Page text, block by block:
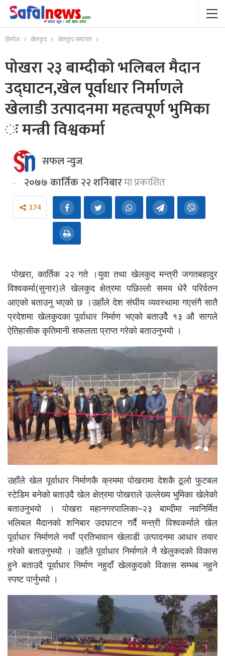
होमपेज खेलकुद खेलकुद समाचार
पोखरा २३ बाम्दीको भलिबल मैदान
उद्घाटन,खेल पूर्वाधार निर्माणले
खेलाडी उत्पादनमा महत्वपूर्ण भुमिका
ः मन्त्री विश्वकर्मा
सफल न्युज
२०७७ कार्तिक २२ शनिबारमा प्रकाशित
174
पोखरा, कार्तिक २२ गते ।युवा तथा खेलकुद मन्त्री जगतबहादुर
विश्वकर्मा(सुनार)ले खेलकुद क्षेत्रमा पछिल्लो समय धेरै परिर्वतन
आएको बताउनु भएको छ ।उहाँले देश संघीय व्यवस्थामा गएसंगै सातै
प्रदेशमा खेलकुदका पूर्वाधार निर्माण भएको बताउदेै १३ औ सागले
ऐतिहासीक कृतिमानी सफलता प्राप्त गरेको बताउनुभयो ।
उहाँले खेल पूर्वाधार निर्माणकै क्रममा पोखरामा देशकै ठूलो फुटबल
स्टेडिम बनेको बताउदै खेल क्षेत्रमा पोखराले उल्लेख्य भुमिका खेलेको
बताउनुभयो । पोखरा महानगरपालिका–२३ बाम्दीमा नवनिर्मित
भलिबल मैदानको शनिबार उदघाटन गर्दै मन्त्री विश्वकर्माले खेल
पूर्वाधार निर्माणले नयाँ प्रतिभावान खेलाडी उत्पादनमा आधार तयार
गरेको बताउनुभयो । उहाँले पूर्वाधार निर्माणले नै खेलुकदको विकास
हुने बताउदै पूर्वाधार निर्माण नहुदाँ खेलकुदको विकास सम्भब नहुने
स्पष्ट पार्नुभयो ।